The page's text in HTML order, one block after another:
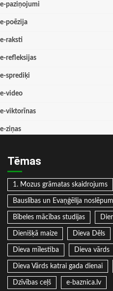
e-paziņojumi
e-poēzija
e-raksti
e-refleksijas
e-sprediķi
e-video
e-viktorīnas
e-ziņas
Tēmas
1. Mozus grāmatas skaidrojums
Bauslības un Evaņģēlija
Bībeles mācības studijas
Dienišķā maize Dieva Dēls
Dieva mīlestība Dieva vārds
Dieva Vārds katrai gada dienai
Dzīvības ceļš e-baznica.lv